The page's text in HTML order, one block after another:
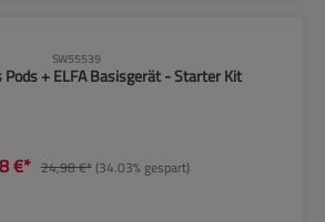
SW55539
Pods + ELFA Basisgerät - Starter Kit
€* 24,98 €*(34.03% gespart)